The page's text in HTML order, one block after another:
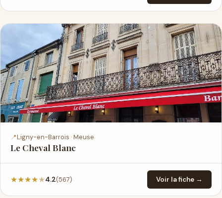
📍Ligny-en-Barrois · Meuse
Le Cheval Blanc
★★★★★4.2(567) Voir la fiche →